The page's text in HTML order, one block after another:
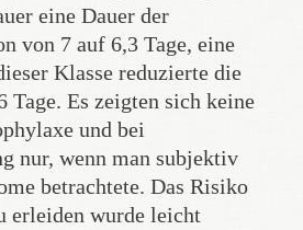
eine Dauer der
von 7 auf 6,3 Tage, eine
Klasse reduzierte die
Tage. Es zeigten sich keine
und bei
nur, wenn man subjektiv
betrachtete. Das Risiko
erleiden wurde leicht